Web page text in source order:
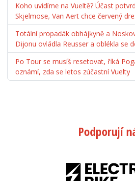
Koho uvidíme na Vueltě? Účast
Skjelmose, Van Aert chce červený
Totální propadák obhájkyně a
Dijonu ovládla Reusser a oblékla se
Po Tour se musíš resetovat, říká
oznámí, zda se letos zúčastní Vuelty
Podporují